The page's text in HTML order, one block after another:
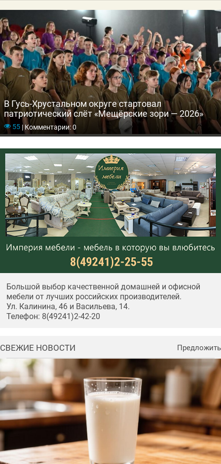
В Гусь-Хрустальном округе стартовал
патриотический слёт «Мещёрские зори — 2026»
55 |Комментарии: 0
Большой выбор качественной домашней и офисной
мебели от лучших российских производителей.
Ул. Калинина, 46 и Васильева, 14.
Телефон: 8(49241)2-42-20
СВЕЖИЕ НОВОСТИ Предложить